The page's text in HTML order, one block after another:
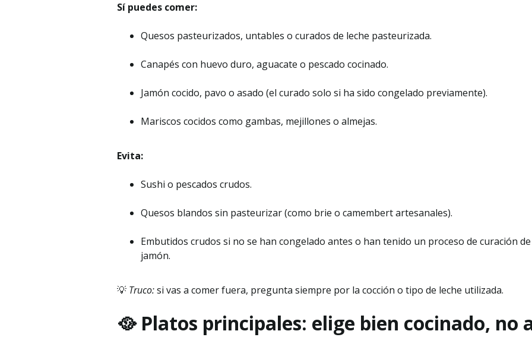
Sí puedes comer:
Quesos pasteurizados, untables o curados de leche pasteurizada.
Canapés con huevo duro, aguacate o pescado cocinado.
Jamón cocido, pavo o asado (el curado solo si ha sido congelado previamente).
Mariscos cocidos como gambas, mejillones o almejas.
Evita:
Sushi o pescados crudos.
Quesos blandos sin pasteurizar (como brie o camembert artesanales).
Embutidos crudos si no se han congelado antes o han tenido un proceso de curación de
jamón.
💡 Truco:si vas a comer fuera, pregunta siempre por la cocción o tipo de leche utilizada.
🥘 Platos principales: elige bien cocinado, no